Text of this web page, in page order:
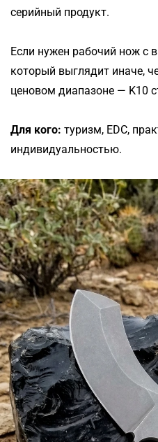
серийный продукт.
Если нужен рабочий нож с
который выглядит иначе,
ценовом диапазоне — K10
Для кого: туризм, EDC,
индивидуальностью.